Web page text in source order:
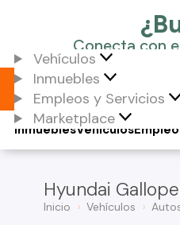
Vehículos
Inmuebles
Empleos y Servicios
Marketplace
Vehículos
Inmuebles
Hyundai
Inicio Vehículos